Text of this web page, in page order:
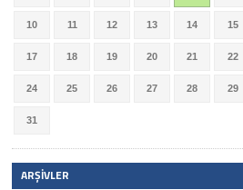
10 11 12 13 14 15
17 18 19 20 21 22
24 25 26 27 28 29
31
ARŞIVLER